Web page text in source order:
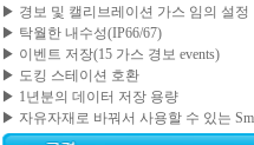
▶ 경보 및 캘리브레이션 가스 임의 설정
▶ 탁월한 내수성(IP66/67)
▶ 이벤트 저장(15 가스 경보 events)
▶ 도킹 스테이션 호환
▶ 1년분의 데이터 저장 용량
▶ 자유자재로 바꿔서 사용할 수 있는